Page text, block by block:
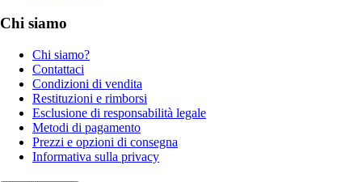
Chi siamo
Chi siamo?
Contattaci
Condizioni di vendita
Restituzioni e rimborsi
Esclusione di responsabilità legale
Metodi di pagamento
Prezzi e opzioni di consegna
Informativa sulla privacy